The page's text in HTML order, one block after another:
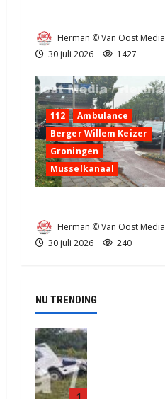
Herman © Van Oost Media
30 juli 2026
1427
112
Ambulance
Berger Willem Keizer
Groningen
Musselkanaal
Herman © Van Oost Media
30 juli 2026
240
NU TRENDING